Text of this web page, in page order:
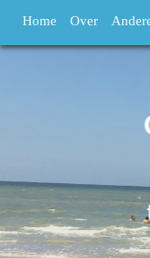
Home Over